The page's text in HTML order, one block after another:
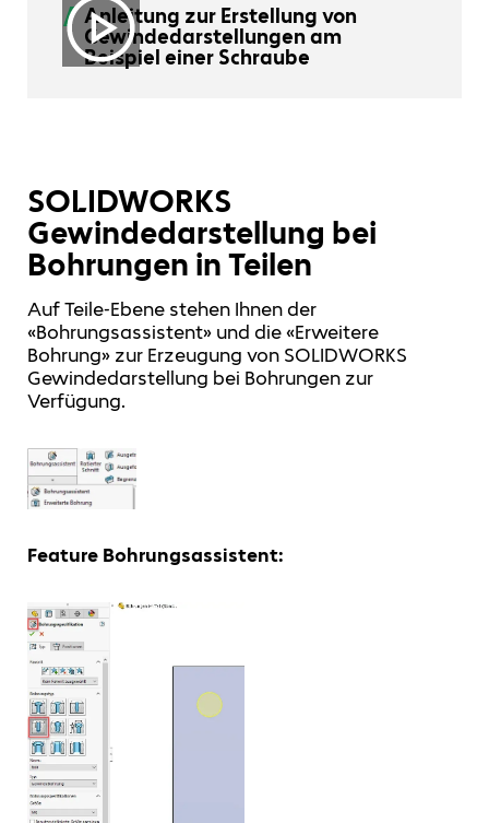
Anleitung zur Erstellung von
Gewindedarstellungen am
Beispiel einer Schraube
SOLIDWORKS
Gewindedarstellung bei
Bohrungen in Teilen
Auf Teile-Ebene stehen Ihnen der
«Bohrungsassistent» und die «Erweitere
Bohrung» zur Erzeugung von SOLIDWORKS
Gewindedarstellung bei Bohrungen zur
Verfügung.
Feature Bohrungsassistent: